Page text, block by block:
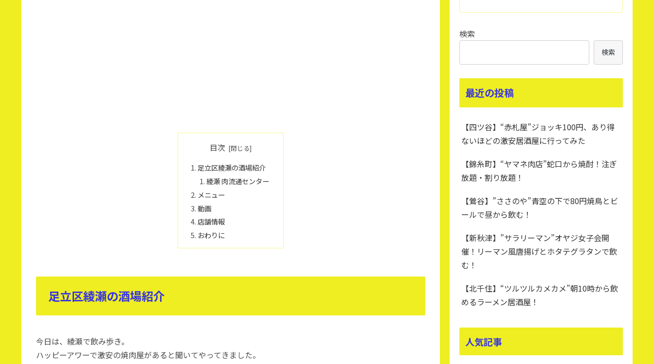
目次
足立区綾瀬の酒場紹介
綾瀬 肉流通センター
メニュー
動画
店舗情報
おわりに
足立区綾瀬の酒場紹介
今日は、綾瀬で飲み歩き。
ハッピーアワーで激安の焼肉屋があると聞いてやってきました。
検索
検索
最近の投稿
【四ツ谷】“赤札屋”ジョッキ100円、あり得
ないほどの激安居酒屋に行ってみた
【錦糸町】“ヤマネ肉店”蛇口から焼酎！注ぎ
放題・割り放題！
【鶯谷】”ささのや”青空の下で80円焼鳥とビ
ールで昼から飲む！
【新秋津】”サラリーマン”オヤジ女子会開
催！リーマン風唐揚げとホタテグラタンで飲
む！
【北千住】“ツルツルカメカメ”朝10時から飲
めるラーメン居酒屋！
人気記事